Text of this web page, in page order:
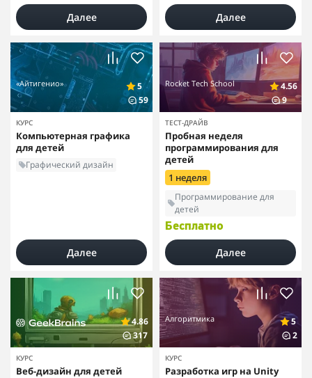
Далее Далее
«Айтигенио»
5
59
КУРС
Компьютерная графика
для детей
Графический дизайн
Далее
Rocket Tech School
4.56
9
ТЕСТ-ДРАЙВ
Пробная неделя
программирования для
детей
1 неделя
Программирование для
детей
Бесплатно
Далее
4.86
317
КУРС
Веб-дизайн для детей
Алгоритмика
5
2
КУРС
Разработка игр на Unity